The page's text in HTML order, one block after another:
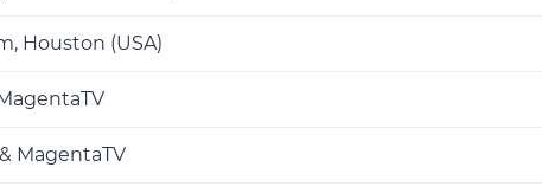
Houston (USA)
MagentaTV